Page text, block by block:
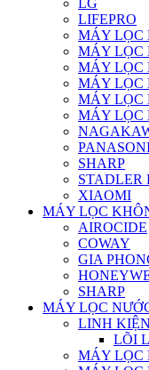
LG
LIFEPRO
MÁY LỌC
MÁY LỌC
MÁY LỌC
MÁY LỌC
MÁY LỌC
MÁY LỌC
SHARP
STADLER
XIAOMI
MÁY LỌC
AIROCIDE
COWAY
GIA
SHARP
MÁY LỌC
LINH
LÕI
MÁY LỌC